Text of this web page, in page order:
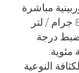
مباشرة
أو بعد التنشيط. الجرعة هي 3-8 جرام / لتر
درجة
٢٤ و٣٣ درجة مئوية.
النوعية